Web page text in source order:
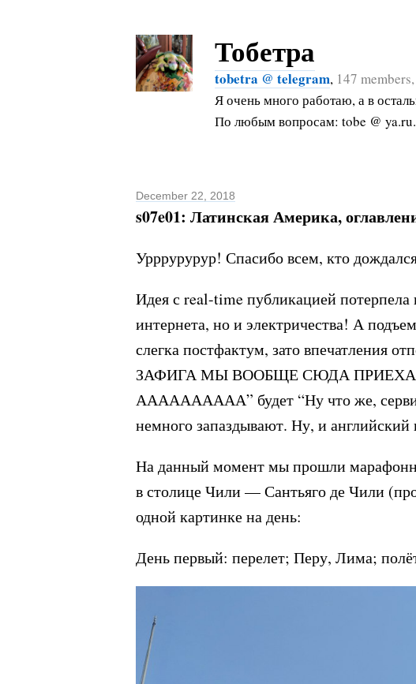
Тобетра
tobetra @ telegram, 147
Я очень много работаю, а в
По любым вопросам: tobe @ ya.ru.
December 22, 2018
s07e01: Латинская Америка,
Урррурурур! Спасибо всем, кто
Идея с real-time публикацией
интернета, но и электричества! А
слегка постфактум, зато
ЗАФИГА МЫ ВООБЩЕ СЮДА
АААААААААА” будет “Ну что же,
немного запаздывают. Ну, и
На данный момент мы прошли
в столице Чили — Сантьяго де Чили
одной картинке на день:
День первый: перелет; Перу, Лима;